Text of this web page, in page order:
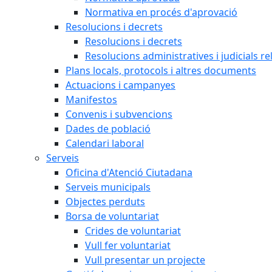
Normativa en procés d'aprovació
Resolucions i decrets
Resolucions i decrets
Resolucions administratives i judicials
Plans locals, protocols i altres documents
Actuacions i campanyes
Manifestos
Convenis i subvencions
Dades de població
Calendari laboral
Serveis
Oficina d'Atenció Ciutadana
Serveis municipals
Objectes perduts
Borsa de voluntariat
Crides de voluntariat
Vull fer voluntariat
Vull presentar un projecte